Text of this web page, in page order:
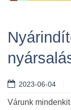
2023-06-04
Várunk